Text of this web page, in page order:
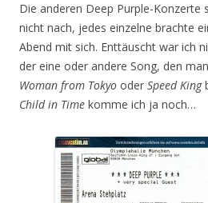
Die anderen Deep Purple-Konzerte
nicht nach, jedes einzelne brachte
Abend mit sich. Enttäuscht war ich
der eine oder andere Song, den
Woman from Tokyo oder Speed King
Child in Time komme ich ja noch…